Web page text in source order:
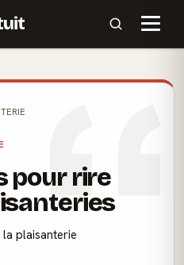
pour rire
plaisanterie